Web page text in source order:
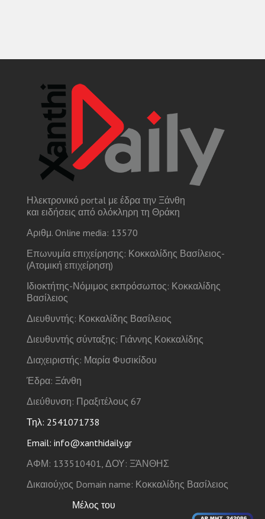
Ηλεκτρονικό portal με έδρα την Ξάνθη
και ειδήσεις από ολόκληρη τη Θράκη
Αριθμ. Online media: 13570
Επωνυμία επιχείρησης: Κοκκαλίδης Βασίλειος-
(Ατομική επιχείρηση)
Ιδιοκτήτης-Νόμιμος εκπρόσωπος: Κοκκαλίδης
Βασίλειος
Διευθυντής: Κοκκαλίδης Βασίλειος
Διευθυντής σύνταξης: Γιάννης Κοκκαλίδης
Διαχειριστής: Μαρία Φυσικίδου
Έδρα: Ξάνθη
Διεύθυνση: Πραξιτέλους 67
Τηλ: 2541071738
Email: info@xanthidaily.gr
ΑΦΜ: 133510401, ΔΟΥ: ΞΆΝΘΗΣ
Δικαιούχος Domain name: Κοκκαλίδης Βασίλειος
Μέλος του